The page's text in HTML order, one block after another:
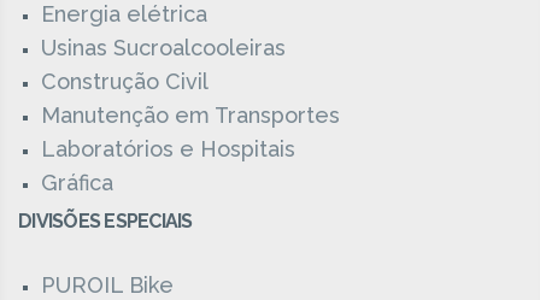
Energia elétrica
Usinas Sucroalcooleiras
Construção Civil
Manutenção em Transportes
Laboratórios e Hospitais
Gráfica
DIVISÕES ESPECIAIS
PUROIL Bike